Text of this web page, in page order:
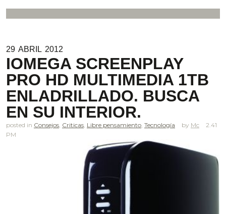
29 ABRIL 2012
IOMEGA SCREENPLAY
PRO HD MULTIMEDIA 1TB
ENLADRILLADO. BUSCA
EN SU INTERIOR.
posted in Consejos Criticas Libre pensamiento Tecnología Mc
2.41
PM